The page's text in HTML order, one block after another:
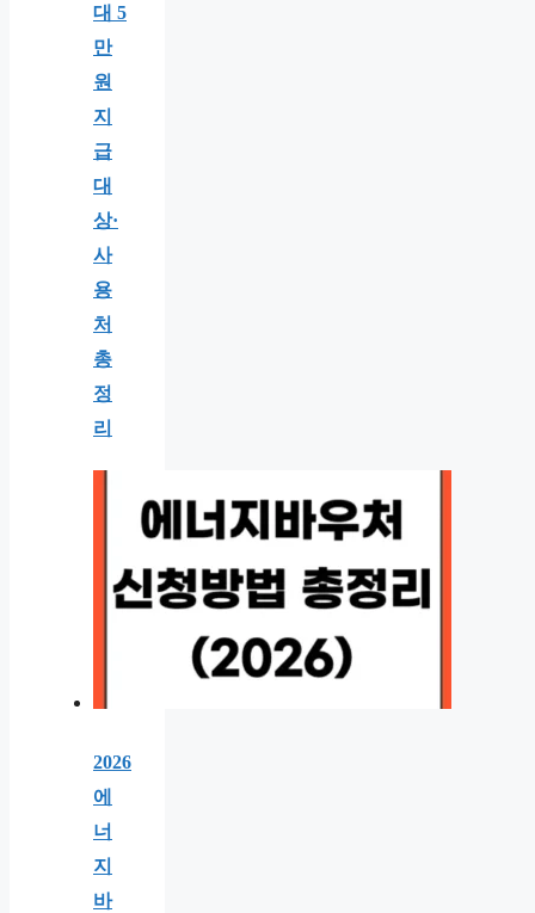
대 5
만
원
지
급
대
상·
사
용
처
총
정
리
2026
에
너
지
바